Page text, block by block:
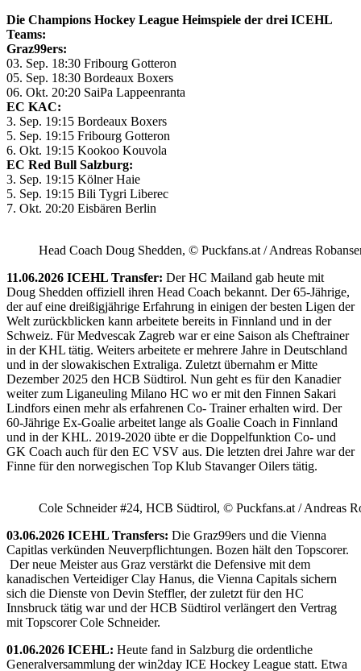
Die Champions Hockey League Heimspiele der drei ICEHL
Teams:
Graz99ers:
03. Sep. 18:30 Fribourg Gotteron
05. Sep. 18:30 Bordeaux Boxers
06. Okt. 20:20 SaiPa Lappeenranta
EC KAC:
3. Sep. 19:15 Bordeaux Boxers
5. Sep. 19:15 Fribourg Gotteron
6. Okt. 19:15 Kookoo Kouvola
EC Red Bull Salzburg:
3. Sep. 19:15 Kölner Haie
5. Sep. 19:15 Bili Tygri Liberec
7. Okt. 20:20 Eisbären Berlin
Head Coach Doug Shedden, © Puckfans.at / Andreas
11.06.2026 ICEHL Transfer: Der HC Mailand gab heute mit
Doug Shedden offiziell ihren Head Coach bekannt. Der 65-Jährige,
der auf eine dreißigjährige Erfahrung in einigen der besten Ligen der
Welt zurückblicken kann arbeitete bereits in Finnland und in der
Schweiz. Für Medvescak Zagreb war er eine Saison als Cheftrainer
in der KHL tätig. Weiters arbeitete er mehrere Jahre in Deutschland
und in der slowakischen Extraliga. Zuletzt übernahm er Mitte
Dezember 2025 den HCB Südtirol. Nun geht es für den Kanadier
weiter zum Liganeuling Milano HC wo er mit den Finnen Sakari
Lindfors einen mehr als erfahrenen Co- Trainer erhalten wird. Der
60-Jährige Ex-Goalie arbeitet lange als Goalie Coach in Finnland
und in der KHL. 2019-2020 übte er die Doppelfunktion Co- und
GK Coach auch für den EC VSV aus. Die letzten drei Jahre war der
Finne für den norwegischen Top Klub Stavanger Oilers tätig.
Cole Schneider #24, HCB Südtirol, © Puckfans.at / Andreas
03.06.2026 ICEHL Transfers: Die Graz99ers und die Vienna
Capitlas verkünden Neuverpflichtungen. Bozen hält den Topscorer.
Der neue Meister aus Graz verstärkt die Defensive mit dem
kanadischen Verteidiger Clay Hanus, die Vienna Capitals sichern
sich die Dienste von Devin Steffler, der zuletzt für den HC
Innsbruck tätig war und der HCB Südtirol verlängert den Vertrag
mit Topscorer Cole Schneider.
01.06.2026 ICEHL: Heute fand in Salzburg die ordentliche
Generalversammlung der win2day ICE Hockey League statt. Etwa